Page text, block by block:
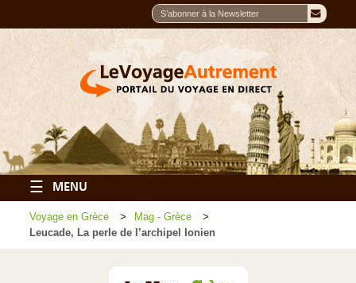
☰ MENU
Voyage en Grèce
Mag - Grèce
Leucade, La perle de l’archipel Ionien